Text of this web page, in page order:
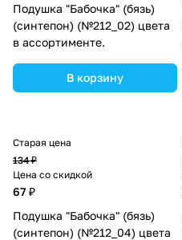
Подушка "Бабочка" (бязь)
(синтепон) (№212_02) цвета
в ассортименте.
В корзину
Старая цена
134 ₽
Цена со скидкой
67 ₽
Подушка "Бабочка" (бязь)
(синтепон) (№212_04) цвета